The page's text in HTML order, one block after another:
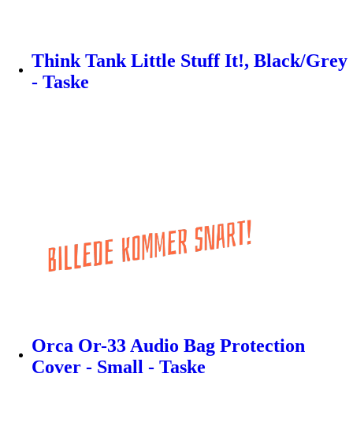
Think Tank Little Stuff It!, Black/Grey
- Taske
Orca Or-33 Audio Bag Protection
Cover - Small - Taske